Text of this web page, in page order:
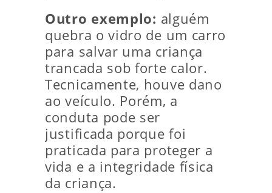
Outro exemplo: alguém
quebra o vidro de um carro
para salvar uma criança
trancada sob forte calor.
Tecnicamente, houve dano
ao veículo. Porém, a
conduta pode ser
justificada porque foi
praticada para proteger a
vida e a integridade física
da criança.